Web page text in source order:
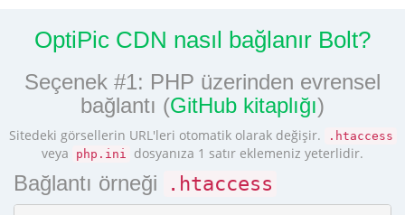
OptiPic CDN nasıl bağlanır Bolt?
Seçenek #1: PHP üzerinden evrensel
bağlantı (GitHub kitaplığı)
Sitedeki görsellerin URL'leri otomatik olarak değişir. .htaccess
veya php.ini dosyanıza 1 satır eklemeniz yeterlidir.
Bağlantı örneği .htaccess